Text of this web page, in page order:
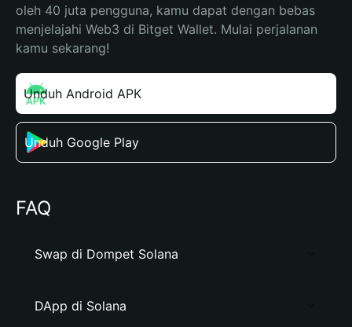
oleh 40 juta pengguna, kamu dapat dengan bebas
menjelajahi Web3 di Bitget Wallet. Mulai perjalanan
kamu sekarang!
Unduh Android APK
Unduh Google Play
FAQ
Swap di Dompet Solana
DApp di Solana